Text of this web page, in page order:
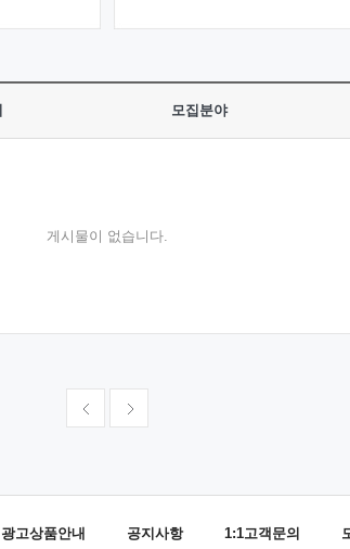
모집분야
게시물이 없습니다.
광고상품안내 공지사항 1:1고객문의